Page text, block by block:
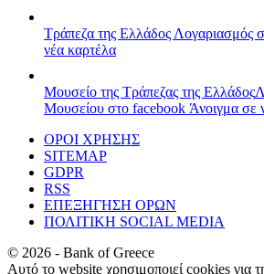
Τράπεζα της Ελλάδος Λογαριασμός
νέα καρτέλα
Μουσείο της Τράπεζας της Ελλάδος
Μουσείου στο facebook Άνοιγμα σε
ΟΡΟΙ ΧΡΗΣΗΣ
SITEMAP
GDPR
RSS
ΕΠΕΞΗΓΗΣΗ ΟΡΩΝ
ΠΟΛΙΤΙΚΗ SOCIAL MEDIA
© 2026 - Bank of Greece
Αυτό το website χρησιμοποιεί cookies για